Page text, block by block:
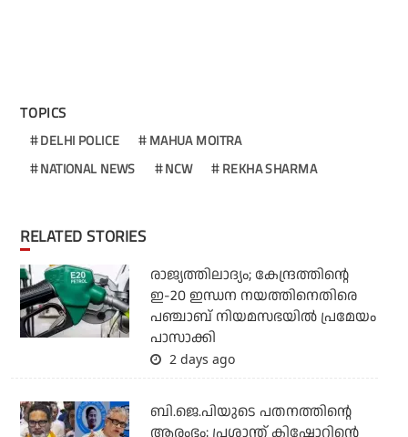
TOPICS
DELHI POLICE
MAHUA MOITRA
NATIONAL NEWS
NCW REKHA SHARMA
RELATED STORIES
രാജ്യത്തിലാദ്യം; കേന്ദ്രത്തിന്റെ
ഇ-20 ഇന്ധന നയത്തിനെതിരെ
പഞ്ചാബ് നിയമസഭയില്‍ പ്രമേയം
പാസാക്കി
2 days ago
ബി.ജെ.പിയുടെ പതനത്തിന്റെ